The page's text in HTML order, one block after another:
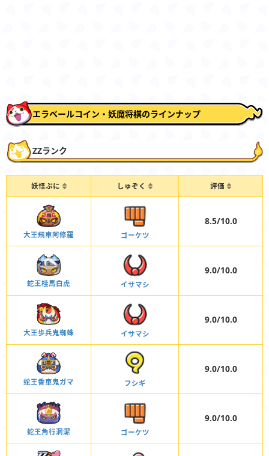
エラベールコイン・妖魔将棋のラインナップ
ZZランク
妖怪ぷに しゅぞく 評価
大王飛車阿修羅 ゴーケツ
8.5/10.0
蛇王桂馬白虎 イサマシ
9.0/10.0
大王歩兵鬼蜘蛛 イサマシ
9.0/10.0
蛇王香車鬼ガマ フシギ
9.0/10.0
蛇王角行洞潔 ゴーケツ
9.0/10.0